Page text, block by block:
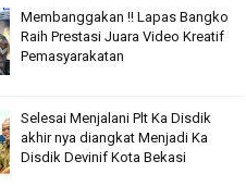
Membanggakan !! Lapas Bangko
Raih Prestasi Juara Video Kreatif
Pemasyarakatan
Selesai Menjalani Plt Ka Disdik
akhir nya diangkat Menjadi Ka
Disdik Devinif Kota Bekasi